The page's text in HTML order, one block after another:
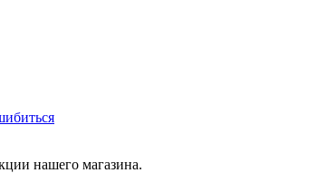
нашего магазина.